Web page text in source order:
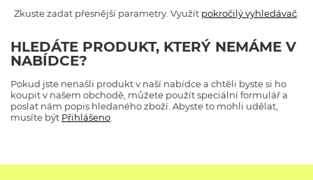
Zkuste zadat přesnější parametry. Využít pokročilý vyhledávač
HLEDÁTE PRODUKT, KTERÝ NEMÁME V
NABÍDCE?
Pokud jste nenašli produkt v naší nabídce a chtěli byste si ho
koupit v našem obchodě, můžete použít speciální formulář a
poslat nám popis hledaného zboží. Abyste to mohli udělat,
musíte být Přihlášeno